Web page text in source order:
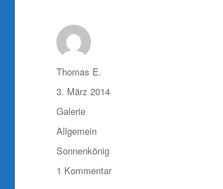
Autor
Thomas E.
Veröffentlicht
am
3. März 2014
Format
Galerie
Kategorien
Allgemein
Schlagwörter
Sonnenkönig
1 Kommentarzu